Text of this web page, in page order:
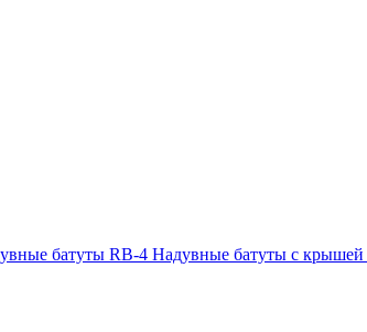
батуты RB-4 Надувные батуты с крышей